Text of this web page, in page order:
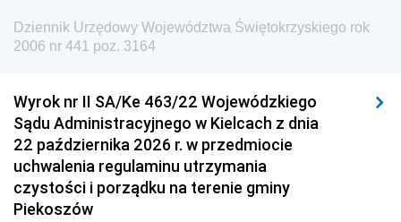
Dziennik Urzędowy Agencji Wywiadu
Dziennik Urzędowy Województwa Świętokrzyskiego rok
2006 nr 441 poz. 3164
Wyrok nr II SA/Ke 463/22 Wojewódzkiego
Sądu Administracyjnego w Kielcach z dnia
22 października 2026 r. w przedmiocie
uchwalenia regulaminu utrzymania
czystości i porządku na terenie gminy
Piekoszów